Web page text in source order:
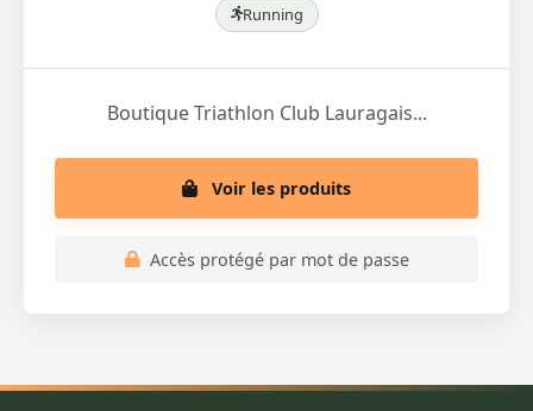
Running
Boutique Triathlon Club Lauragais...
Voir les produits
Accès protégé par mot de passe